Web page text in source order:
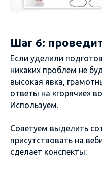
Шаг 6:
Если уделили
никаких проблем не
высокая явка,
ответы на «горячие»
Используем.
Советуем выделить
присутствовать на
сделает конспекты: